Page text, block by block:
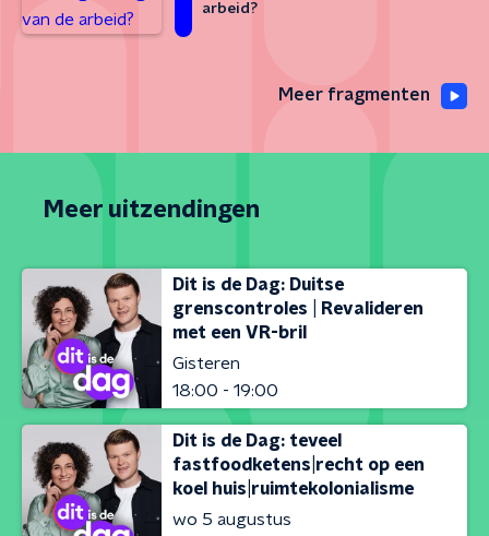
arbeid?
Meer fragmenten
Meer uitzendingen
Dit is de Dag: Duitse
grenscontroles | Revalideren
met een VR-bril
Gisteren
18:00 - 19:00
Dit is de Dag: teveel
fastfoodketens|recht op een
koel huis|ruimtekolonialisme
wo 5 augustus